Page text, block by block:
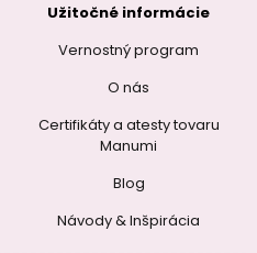
Užitočné informácie
Vernostný program
O nás
Certifikáty a atesty tovaru
Manumi
Blog
Návody & Inšpirácia